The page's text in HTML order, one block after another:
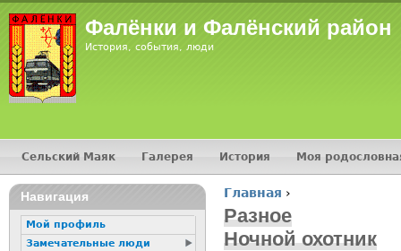
Фалёнки и Фалёнский район
История, события, люди
Вы здесь
Главная ›
Разное
Ночной охотник
Главное меню
Сельский Маяк Галерея История Моя
16+
Навигация
Мой профиль
Замечательные люди